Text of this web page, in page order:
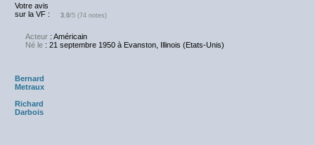
Votre avis
sur la VF :
3.0/5 (74 notes)
Acteur : Américain
Né le : 21 septembre 1950 à Evanston, Illinois (Etats-Unis)
Bernard
Metraux
Richard
Darbois